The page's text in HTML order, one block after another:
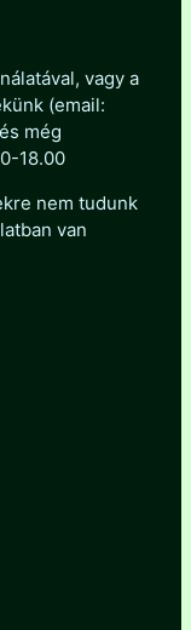
vagy a
(email:
még
18.00
nem tudunk
van